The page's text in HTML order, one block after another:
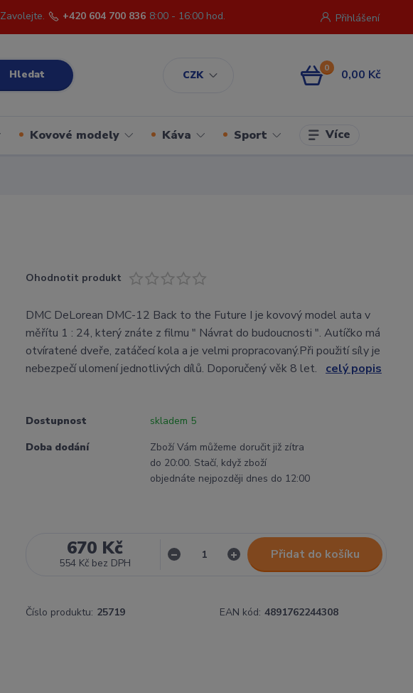
CZK
Přihlášení
Hledat
+420 604 700 836 8:00 - 16:00 hod.
0 0,00 Kč
Kovové modely Káva Sport Více
Ohodnotit produkt
DMC DeLorean DMC-12 Back to the Future I je kovový model auta v
měřítu 1 : 24, který znáte z filmu " Návrat do budoucnosti ". Autíčko má
otvíratené dveře, zatáčecí kola a je velmi propracovaný.Při použití síly je
nebezpečí ulomení jednotlivých dílů. Doporučený věk 8 let. celý popis
Dostupnost
skladem 5
Doba dodání
Zboží Vám můžeme doručit již zítra
do 20:00. Stačí, když zboží
objednáte nejpozději dnes do 12:00
670 Kč
554 Kč bez DPH
Přidat do košíku
Číslo produktu: 25719 EAN kód: 4891762244308